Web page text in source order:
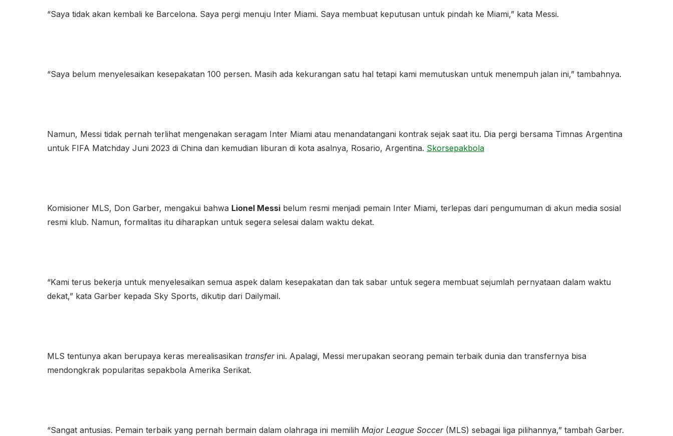
“Saya tidak akan kembali ke Barcelona. Saya pergi menuju Inter Miami. Saya membuat keputusan untuk pindah ke Miami,” kata Messi.
“Saya belum menyelesaikan kesepakatan 100 persen. Masih ada kekurangan satu hal tetapi kami memutuskan untuk menempuh jalan ini,” tambahnya.
Namun, Messi tidak pernah terlihat mengenakan seragam Inter Miami atau menandatangani kontrak sejak saat itu. Dia pergi bersama Timnas Argentina
untuk FIFA Matchday Juni 2023 di China dan kemudian liburan di kota asalnya, Rosario, Argentina. Skorsepakbola
Komisioner MLS, Don Garber, mengakui bahwa Lionel Messi belum resmi menjadi pemain Inter Miami, terlepas dari pengumuman di akun media sosial
resmi klub. Namun, formalitas itu diharapkan untuk segera selesai dalam waktu dekat.
“Kami terus bekerja untuk menyelesaikan semua aspek dalam kesepakatan dan tak sabar untuk segera membuat sejumlah pernyataan dalam waktu
dekat,” kata Garber kepada Sky Sports, dikutip dari Dailymail.
MLS tentunya akan berupaya keras merealisasikan transfer ini. Apalagi, Messi merupakan seorang pemain terbaik dunia dan transfernya bisa
mendongkrak popularitas sepakbola Amerika Serikat.
“Sangat antusias. Pemain terbaik yang pernah bermain dalam olahraga ini memilih Major League Soccer (MLS) sebagai liga pilihannya,” tambah Garber.